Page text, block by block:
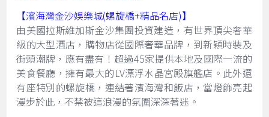
【濱海灣金沙娛樂城(螺旋橋+精品名店)】
由美國拉斯維加斯金沙集團投資建造，有世界頂尖奢華
級的大型酒店，購物店從國際奢華品牌，到新穎時裝及
街頭潮牌，應有盡有！超過45家提供本地及國際一流的
美食餐廳，擁有最大的LV漂浮水晶宮殿旗艦店。此外還
有座特別的螺旋橋，連結著濱海灣和飯店，當燈飾亮起
漫步於此，不禁被這浪漫的氛圍深深著迷。